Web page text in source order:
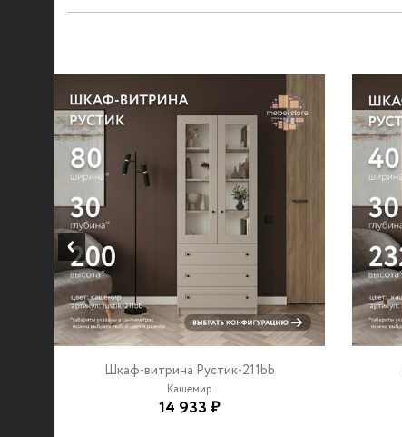
Шкаф-витрина Рустик-211bb
Кашемир
14 933 ₽